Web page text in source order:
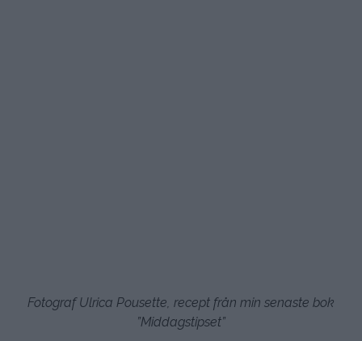
Fotograf Ulrica Pousette, recept från min senaste bok
”Middagstipset”